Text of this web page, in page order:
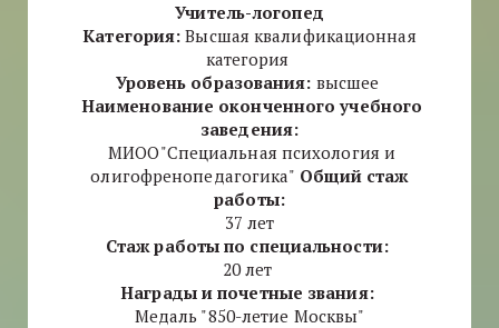
Учитель-логопед
Категория: Высшая квалификационная
категория
Уровень образования: высшее
Наименование оконченного учебного
заведения:
МИОО"Специальная психология и
олигофренопедагогика" Общий стаж
работы:
37 лет
Стаж работы по специальности:
20 лет
Награды и почетные звания:
Медаль "850-летие Москвы"